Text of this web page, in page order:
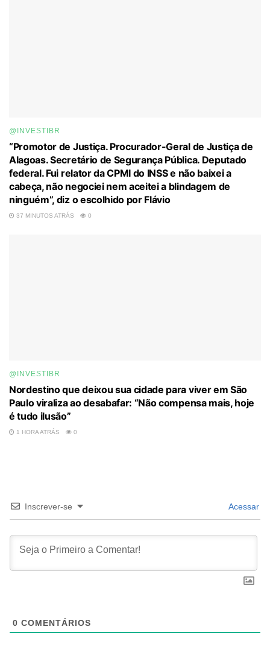
@INVESTIBR
“Promotor de Justiça. Procurador-Geral de Justiça de
Alagoas. Secretário de Segurança Pública. Deputado
federal. Fui relator da CPMI do INSS e não baixei a
cabeça, não negociei nem aceitei a blindagem de
ninguém”, diz o escolhido por Flávio
37 MINUTOS ATRÁS 0
@INVESTIBR
Nordestino que deixou sua cidade para viver em São
Paulo viraliza ao desabafar: “Não compensa mais, hoje
é tudo ilusão”
1 HORA ATRÁS 0
Inscrever-se Acessar
0 COMENTÁRIOS